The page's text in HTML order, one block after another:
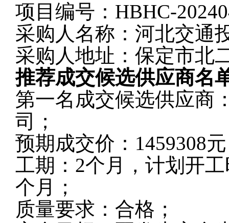
项目编号： HBHC-
采购人名称： 河北交通
采购人地址： 保定市北
推荐成交候选供应商名
第一名成交候选供应商
司
；
预期成交价： 1459308元
工期：2个月，计划开
个月；
质量要求：合格；